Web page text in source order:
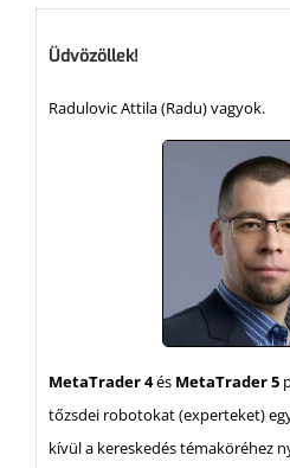
Üdvözöllek!
Radulovic Attila (Radu) vagyok.
MetaTrader 4és MetaTrader 5
tőzsdei robotokat (experteket)
kívül a kereskedés témaköréhez